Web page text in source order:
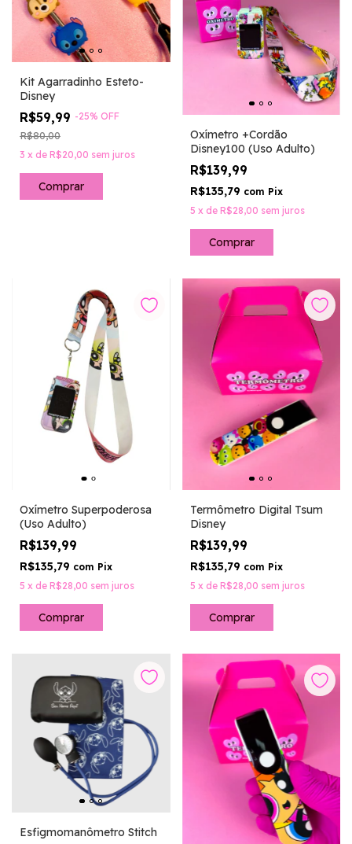
Kit Agarradinho Esteto-
Disney
R$59,99 -25% OFF
R$80,00
3 x de R$20,00 sem juros
Oxímetro +Cordão
Disney100 (Uso Adulto)
R$139,99
R$135,79 com Pix
5 x de R$28,00 sem juros
Oxímetro Superpoderosa
(Uso Adulto)
R$139,99
R$135,79 com Pix
5 x de R$28,00 sem juros
Termômetro Digital Tsum
Disney
R$139,99
R$135,79 com Pix
5 x de R$28,00 sem juros
Esfigmomanômetro Stitch